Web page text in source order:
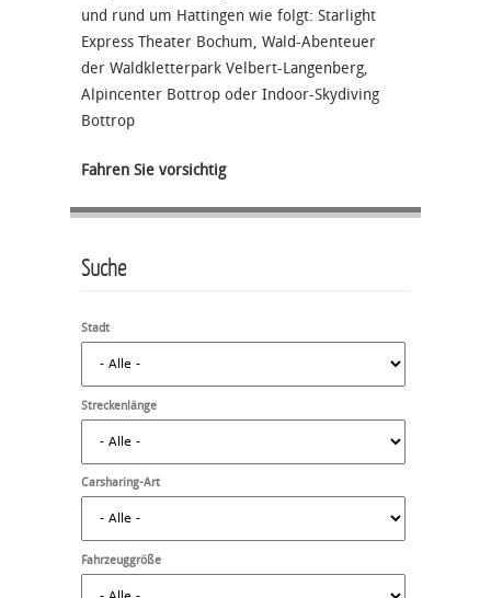
und rund um Hattingen wie folgt: Starlight
Express Theater Bochum, Wald-Abenteuer
der Waldkletterpark Velbert-Langenberg,
Alpincenter Bottrop oder Indoor-Skydiving
Bottrop
Fahren Sie vorsichtig
Suche
Stadt
Streckenlänge
Carsharing-Art
Fahrzeuggröße